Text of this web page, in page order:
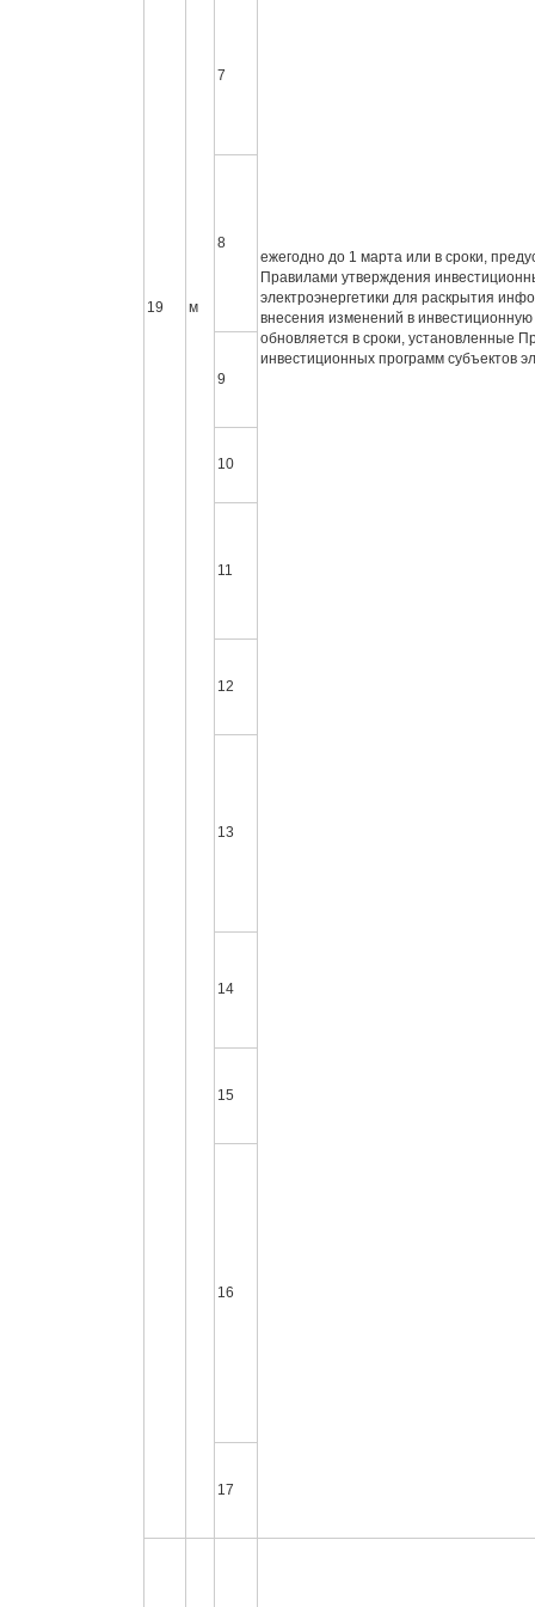
19 м
ежегодно до 1 марта или в сроки,
Правилами утверждения
электроэнергетики для раскрытия
внесения изменений в инвестиционную
обновляется в сроки, установленные
инвестиционных программ субъектов
7
8
9
10
11
12
13
14
15
16
17